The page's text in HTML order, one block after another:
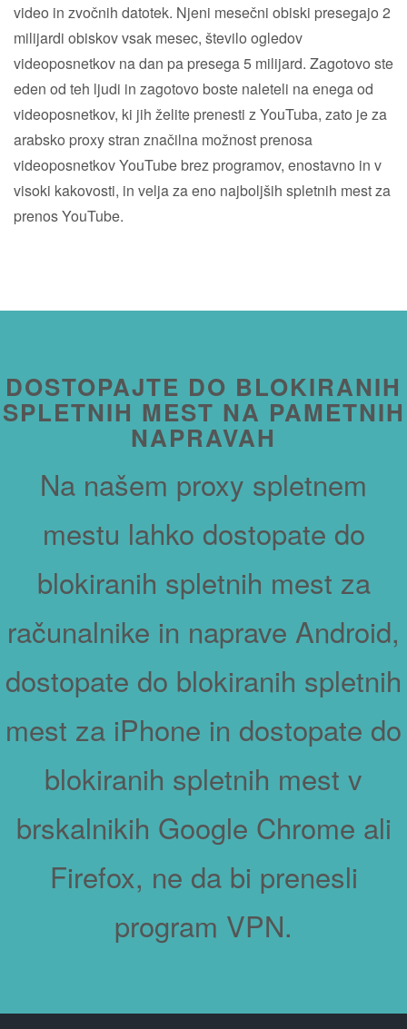
video in zvočnih datotek. Njeni mesečni obiski presegajo 2
milijardi obiskov vsak mesec, število ogledov
videoposnetkov na dan pa presega 5 milijard. Zagotovo ste
eden od teh ljudi in zagotovo boste naleteli na enega od
videoposnetkov, ki jih želite prenesti z YouTuba, zato je za
arabsko proxy stran značilna možnost prenosa
videoposnetkov YouTube brez programov, enostavno in v
visoki kakovosti, in velja za eno najboljših spletnih mest za
prenos YouTube.
DOSTOPAJTE DO BLOKIRANIH
SPLETNIH MEST NA PAMETNIH
NAPRAVAH
Na našem proxy spletnem
mestu lahko dostopate do
blokiranih spletnih mest za
računalnike in naprave Android,
dostopate do blokiranih spletnih
mest za iPhone in dostopate do
blokiranih spletnih mest v
brskalnikih Google Chrome ali
Firefox, ne da bi prenesli
program VPN.